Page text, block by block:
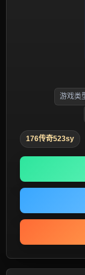
游戏类
176传奇523sy